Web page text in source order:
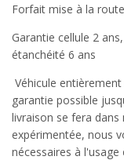
Forfait mise à la
Garantie cellule 2
étanchéité 6 ans
Véhicule
garantie possible
livraison se fera
expérimentée, nous
nécessaires à l'usage